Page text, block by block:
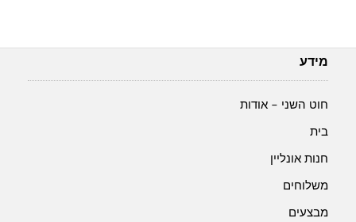
מידע
חוט השני – אודות
בית
חנות אונליין
משלוחים
מבצעים